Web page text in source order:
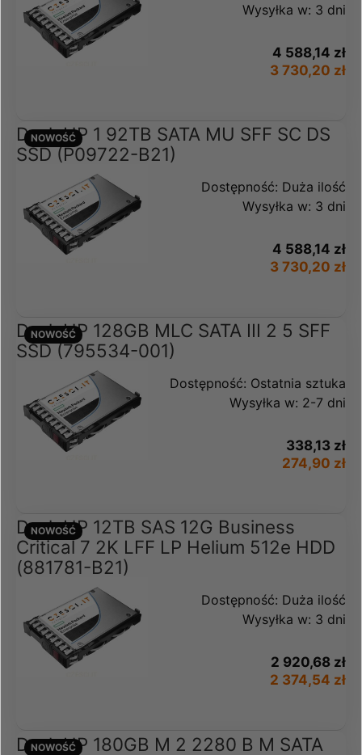
Wysyłka w: 3 dni
4 588,14 zł
3 730,20 zł
Dysk HP 1 92TB SATA MU SFF SC DS
SSD (P09722-B21)
Dostępność: Duża ilość
Wysyłka w: 3 dni
4 588,14 zł
3 730,20 zł
NOWOŚĆ
Dysk HP 128GB MLC SATA III 2 5 SFF
SSD (795534-001)
Dostępność: Ostatnia sztuka
Wysyłka w: 2-7 dni
338,13 zł
274,90 zł
NOWOŚĆ
Dysk HP 12TB SAS 12G Business
Critical 7 2K LFF LP Helium 512e HDD
(881781-B21)
Dostępność: Duża ilość
Wysyłka w: 3 dni
2 920,68 zł
2 374,54 zł
NOWOŚĆ
Dysk HP 180GB M 2 2280 B M SATA
NOWOŚĆ